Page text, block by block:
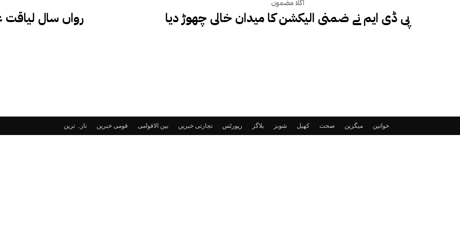
رواں سال لیاقت
اگلا مضمون
پی ڈی ایم نے ضمنی الیکشن کا میدان خالی چھوڑ دیا
تازہ ترین قومی خبریں بین الاقوامی تجارتی خبریں رپورٹس بلاگز شوبز کھیل صحت میگزین خواتین